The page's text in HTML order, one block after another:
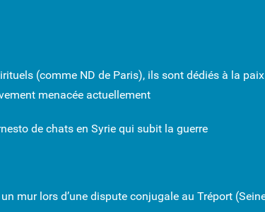
(comme ND de Paris), ils sont dédiés à la
menacée actuellement
de chats en Syrie qui subit la guerre
mur lors d’une dispute conjugale au Tréport